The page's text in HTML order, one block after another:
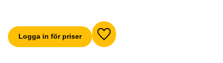
Logga in för priser Lägg till i favoriter